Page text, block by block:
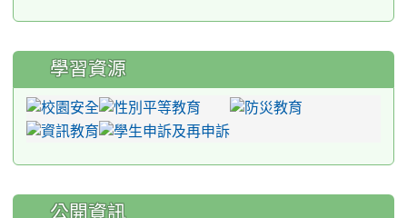
學習資源
公開資訊